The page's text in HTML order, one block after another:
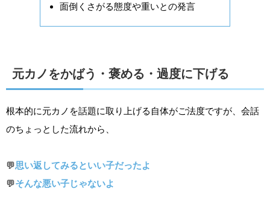
面倒くさがる態度や重いとの発言
元カノをかばう・褒める・過度に下げる
根本的に元カノを話題に取り上げる自体がご法度ですが、会話
のちょっとした流れから、
💬思い返してみるといい子だったよ
💬そんな悪い子じゃないよ